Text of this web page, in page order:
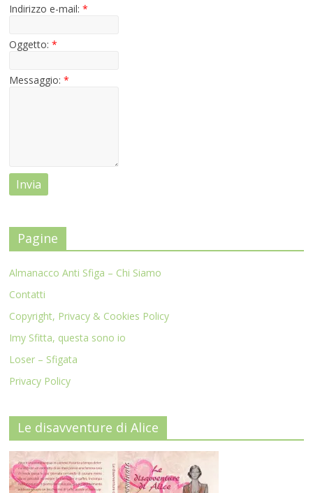
Indirizzo e-mail:*
Oggetto:*
Messaggio:*
Pagine
Almanacco Anti Sfiga – Chi Siamo
Contatti
Copyright, Privacy & Cookies Policy
Imy Sfitta, questa sono io
Loser – Sfigata
Privacy Policy
Le disavventure di Alice